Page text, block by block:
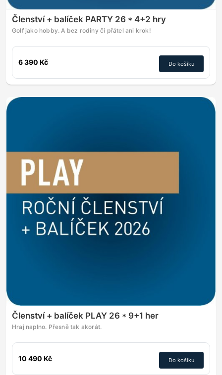
Členství + balíček PARTY 26 * 4+2 hry
Golf jako hobby. A bez rodiny či přátel ani krok!
6 390 Kč Do košíku
Členství + balíček PLAY 26 * 9+1 her
Hraj naplno. Přesně tak akorát.
10 490 Kč Do košíku